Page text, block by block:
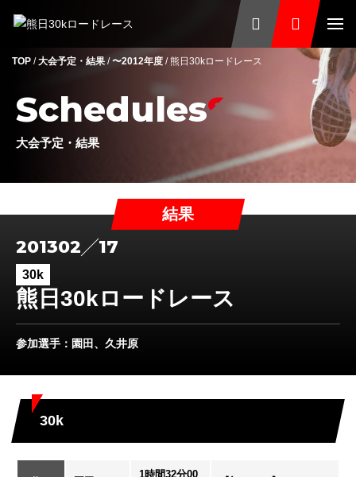
TOP /大会予定・結果 /〜2012年度 /熊日30kロードレース
Schedules
大会予定・結果
結果
201302 17
30k
熊日30kロードレース
参加選手 ：園田、久井原
30k
1時間32分00